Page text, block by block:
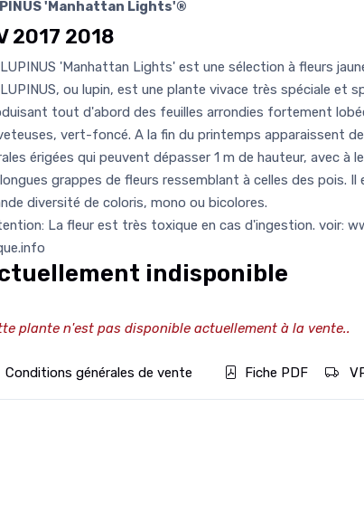
'Manhattan Lights'®
2017 2018
'Manhattan Lights' est une sélection à fleurs
ou lupin, est une plante vivace très spéciale et
tout d'abord des feuilles arrondies fortement
vert-foncé. A la fin du printemps apparaissent
érigées qui peuvent dépasser 1 m de hauteur, avec à
grappes de fleurs ressemblant à celles des pois. Il
diversité de coloris, mono ou bicolores.
La fleur est très toxique en cas d'ingestion. voir:
indisponible
plante n'est pas disponible actuellement à la vente..
Conditions générales de vente Fiche PDF